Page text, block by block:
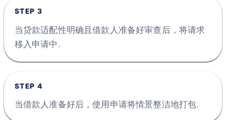
STEP3
当贷款适配性明确且借款人准备好审查后，将请求
移入申请中.
STEP4
当借款人准备好后，使用申请将情景整洁地打包.